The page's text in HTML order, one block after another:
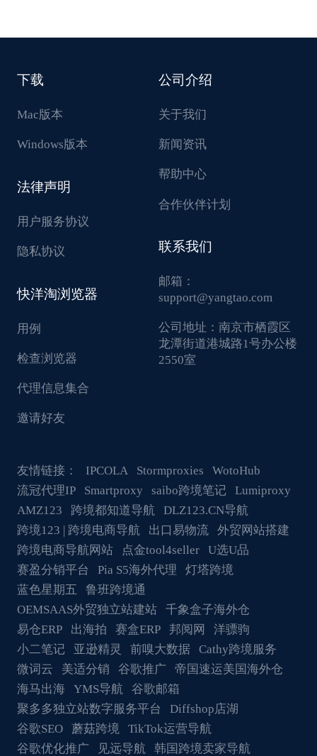
下载
Mac版本
Windows版本
法律声明
用户服务协议
隐私协议
快洋淘浏览器
用例
检查浏览器
代理信息集合
邀请好友
公司介绍
关于我们
新闻资讯
帮助中心
合作伙伴计划
联系我们
邮箱：
support@yangtao.com
公司地址： 南京市栖霞区
龙潭街道港城路1号办公楼
2550室
友情链接： IPCOLA Stormproxies
WotoHub
流冠代理IP
Smartproxy saibo跨境笔记
Lumiproxy
AMZ123
跨境都知道导航
DLZ123.CN导航
跨境123 | 跨境电商导航
出口易物流
外贸网站搭建
跨境电商导航网站
点金tool4seller
U选U品
赛盈分销平台
Pia S5海外代理
灯塔跨境
蓝色星期五
鲁班跨境通
OEMSAAS外贸独立站建站
千象盒子海外仓
易仓ERP
出海拍 赛盒ERP 邦阅网
洋骠驹
小二笔记
亚逊精灵 前嗅大数据
Cathy跨境服务
微词云
美适分销 谷歌推广
帝国速运美国海外仓
海马出海
YMS导航
谷歌邮箱
聚多多独立站数字服务平台
Diffshop店湖
谷歌SEO
蘑菇跨境
TikTok运营导航
谷歌优化推广
见远导航 韩国跨境卖家导航